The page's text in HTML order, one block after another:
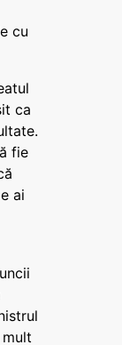
cu
ca
fie
ai